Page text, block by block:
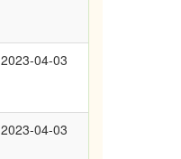
2023-04-03
2023-04-03